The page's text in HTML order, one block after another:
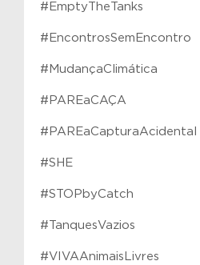
#EmptyTheTanks
#EncontrosSemEncontro
#MudançaClimática
#PAREaCAÇA
#PAREaCapturaAcidental
#SHE
#STOPbyCatch
#TanquesVazios
#VIVAAnimaisLivres